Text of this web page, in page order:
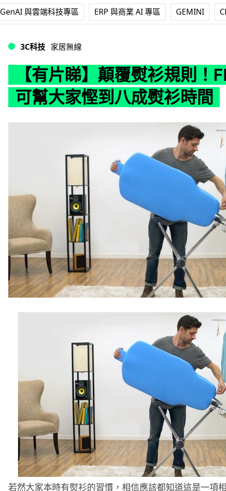
GenAI 與雲端科技專區 ERP 與商業 AI 專區 GEMINI
3C科技 家居無線
【有片睇】顛覆熨衫規則！
可幫大家慳到八成熨衫時間
若然大家本時有熨衫的習慣，相信應該都知道這是一項